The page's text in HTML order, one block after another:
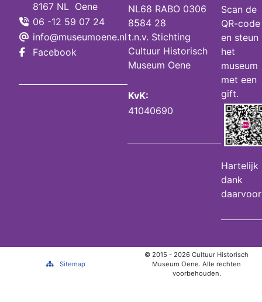
8167 NL Oene
06 -12 59 07 24
info@museumoene.nl
Facebook
NL68 RABO 0306
8584 28
t.n.v. Stichting
Cultuur Historisch
Museum Oene
KvK:
41040690
Scan de
QR-code
en steun
het
museum
met een
gift.
Hartelijk
dank
Sitemap
© 2015 - 2026 Cultuur Historisch
Museum Oene. Alle rechten
voorbehouden.